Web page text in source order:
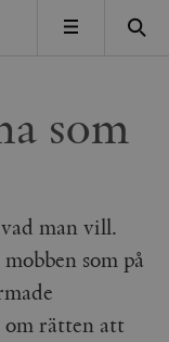
MENY
som
man vill.
som på
rätten att